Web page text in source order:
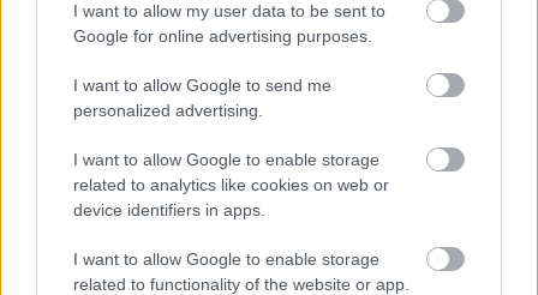
I want to allow my user data to be sent to
Google for online advertising purposes.
I want to allow Google to send me
personalized advertising.
I want to allow Google to enable storage
related to analytics like cookies on web or
device identifiers in apps.
I want to allow Google to enable storage
related to functionality of the website or app.
H Kosmocar σε στάση αναμονής
Η Ισπανία
νέους
PODCASTS